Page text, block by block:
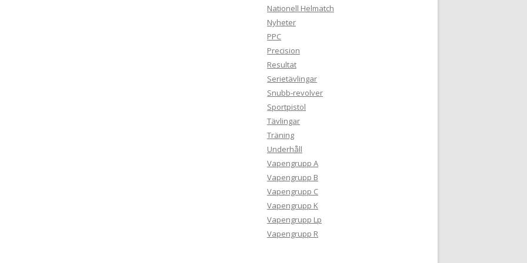
Nationell Helmatch
Nyheter
PPC
Precision
Resultat
Serietävlingar
Snubb-revolver
Sportpistol
Tävlingar
Träning
Underhåll
Vapengrupp A
Vapengrupp B
Vapengrupp C
Vapengrupp K
Vapengrupp Lp
Vapengrupp R